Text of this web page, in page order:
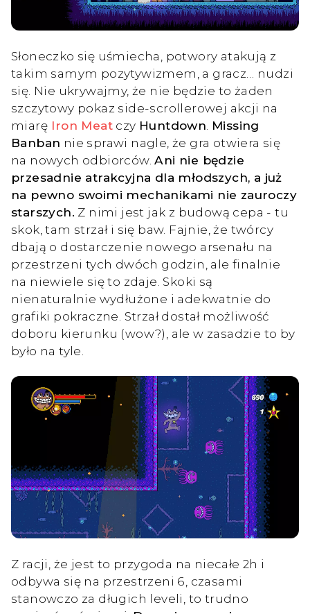
Słoneczko się uśmiecha, potwory atakują z
takim samym pozytywizmem, a gracz… nudzi
się. Nie ukrywajmy, że nie będzie to żaden
szczytowy pokaz side-scrollerowej akcji na
miarę Iron Meat czy Huntdown Missing
Banban nie sprawi nagle, że gra otwiera się
na nowych odbiorców.Ani nie będzie
przesadnie atrakcyjna dla młodszych, a już
na pewno swoimi mechanikami nie zauroczy
starszych. Z nimi jest jak z budową cepa - tu
skok, tam strzał i się baw. Fajnie, że twórcy
dbają o dostarczenie nowego arsenału na
przestrzeni tych dwóch godzin, ale finalnie
na niewiele się to zdaje. Skoki są
nienaturalnie wydłużone i adekwatnie do
grafiki pokraczne. Strzał dostał możliwość
doboru kierunku (wow?), ale w zasadzie to by
było na tyle.
Z racji, że jest to przygoda na niecałe 2h i
odbywa się na przestrzeni 6, czasami
stanowczo za długich leveli, to trudno